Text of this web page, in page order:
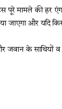
इस पूरे मामले की
और यदि
के साथियों व